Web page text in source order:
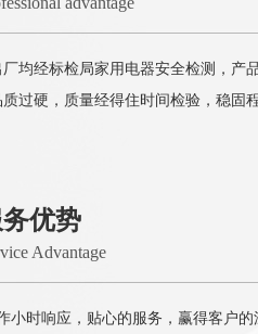
厂均经标检局家用电器安全检测，产
质过硬，质量经得住时间检验，稳固
优势
Advantage
小时响应，贴心的服务，赢得客户的